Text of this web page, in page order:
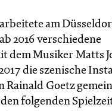
am
2016 verschiedene
dem Musiker Matts
die szenische
Rainald Goetz
folgenden